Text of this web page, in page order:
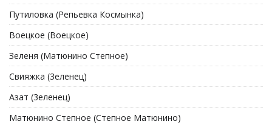
Путиловка (Репьевка Космынка)
Воецкое (Воецкое)
Зеленя (Матюнино Степное)
Свияжка (3еленец)
Азат (3еленец)
Матюнино Степное (Степное Матюнино)